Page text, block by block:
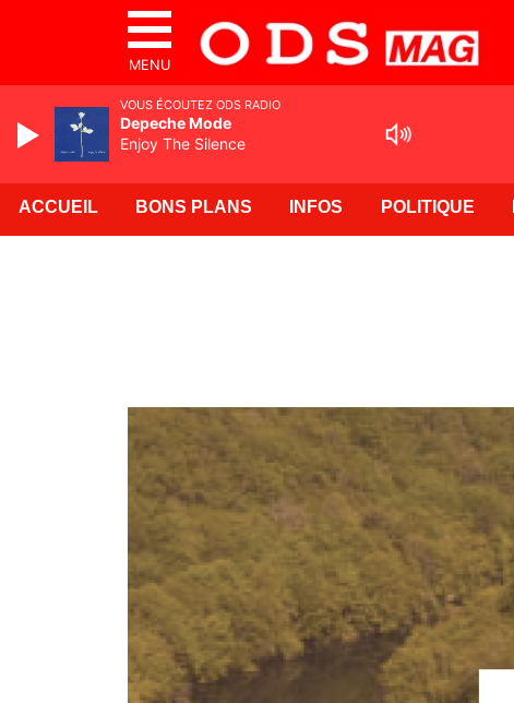
MENU
ACCUEIL BONS PLANS INFOS POLITIQUE
VOUS ÉCOUTEZ ODS RADIO
Depeche Mode
Enjoy The Silence